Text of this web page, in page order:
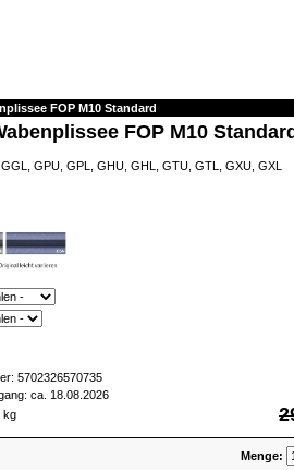
FOP M10 Standard
FOP M10 Standard
GPU, GPL, GHU, GHL, GTU, GTL, GXU, GXL
5702326570735
ca. 18.08.2026
kg
Menge: